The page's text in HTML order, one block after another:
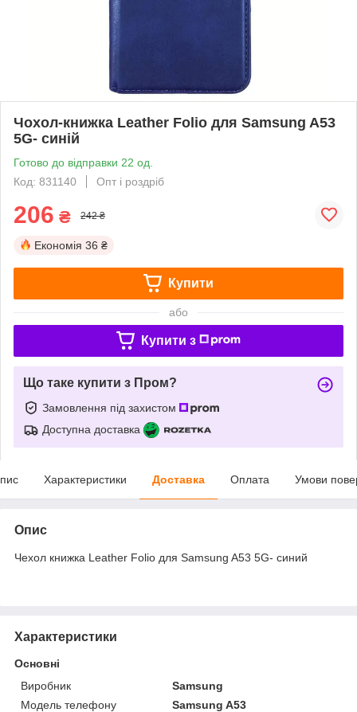
Чохол-книжка Leather Folio для Samsung A53
5G- синій
Готово до відправки 22 од.
Код: 831140
Опт і роздріб
206 ₴ 242 ₴
Економія 36 ₴
Купити
або
Купити з
Що таке купити з Пром?
Замовлення під захистом
Доступна доставка
Характеристики Доставка Оплата Умови
Опис
Чехол книжка Leather Folio для Samsung A53 5G- синий
Характеристики
Основні
Виробник
Samsung
Модель телефону
Samsung A53